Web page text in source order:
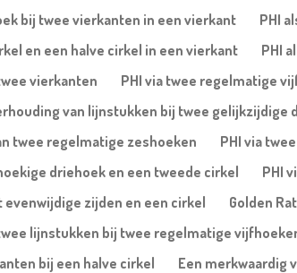
bij twee vierkanten in een vierkant
PHI
en een halve cirkel in een vierkant
PHI
vierkanten
PHI via twee regelmatige
van lijnstukken bij twee gelijkzijdige
twee regelmatige zeshoeken
PHI via
driehoek en een tweede cirkel
PHI
zijden en een cirkel
Golden
lijnstukken bij twee regelmatige
bij een halve cirkel
Een merkwaardig